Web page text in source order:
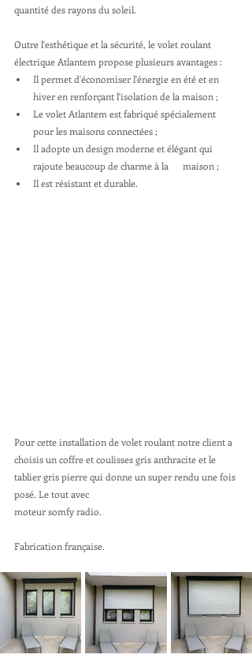
quantité des rayons du soleil.
Outre l'esthétique et la sécurité, le volet roulant
électrique Atlantem propose plusieurs avantages :
Il permet d'économiser l'énergie en été et en
hiver en renforçant l'isolation de la maison ;
Le volet Atlantem est fabriqué spécialement
pour les maisons connectées ;
Il adopte un design moderne et élégant qui
rajoute beaucoup de charme à la      maison ;
Il est résistant et durable.
Pour cette installation de volet roulant notre client a
choisis un coffre et coulisses gris anthracite et le
tablier gris pierre qui donne un super rendu une fois
posé. Le tout avec
moteur somfy radio.
Fabrication française.